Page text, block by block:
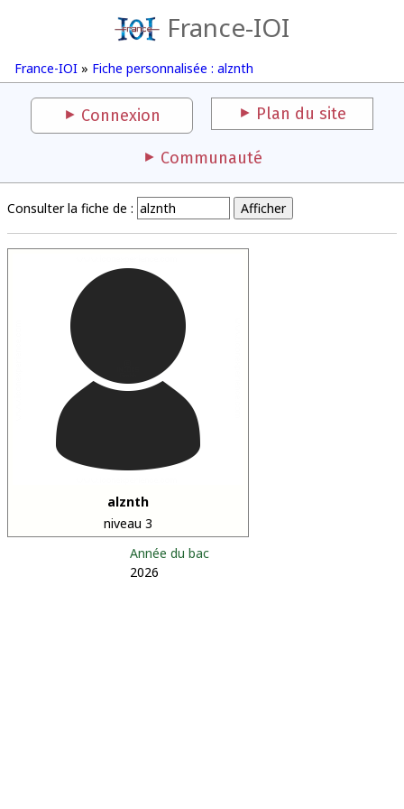
France-IOI
France-IOI » Fiche personnalisée : alznth
Connexion Plan du site
Communauté
Consulter la fiche de :
alznth
niveau 3
Année du bac
2026